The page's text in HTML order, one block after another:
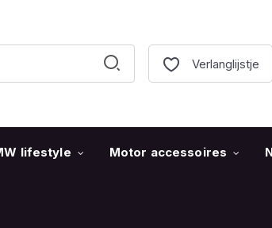
Verlanglijstje
lifestyle Motor accessoires